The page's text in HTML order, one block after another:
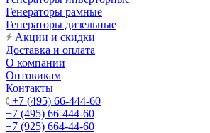
Генераторы рамные
Генераторы дизельные
Акции и скидки
Доставка и оплата
О компании
Оптовикам
Контакты
+7 (495) 66-444-60
+7 (495) 66-444-60
+7 (925) 664-44-60